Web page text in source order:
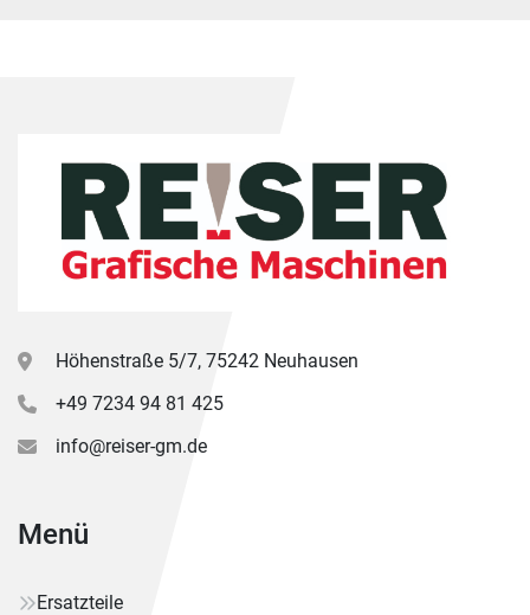
Höhenstraße 5/7, 75242 Neuhausen
+49 7234 94 81 425
info@reiser-gm.de
Menü
Ersatzteile